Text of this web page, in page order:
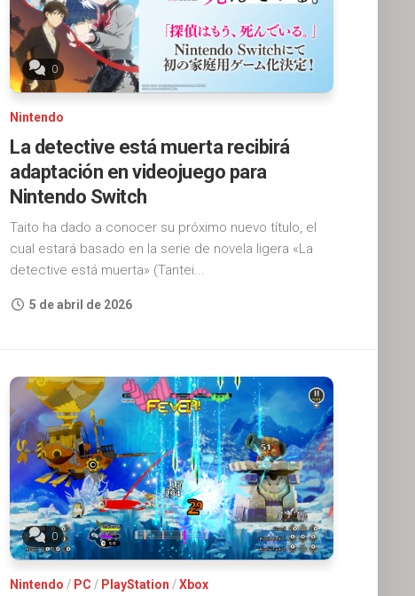
0
Nintendo
La detective está muerta recibirá
adaptación en videojuego para
Nintendo Switch
Taito ha dado a conocer su próximo nuevo título, el
cual estará basado en la serie de novela ligera «La
detective está muerta» (Tantei...
5 de abril de 2026
0
Nintendo / PC / PlayStation /Xbox